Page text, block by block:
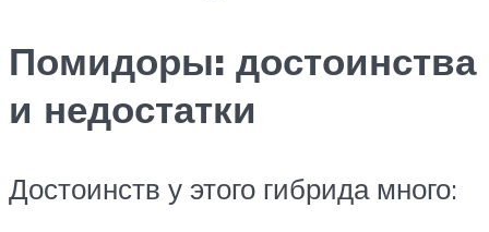
Помидоры: достоинства
и недостатки
Достоинств у этого гибрида много: